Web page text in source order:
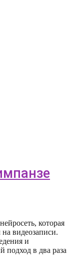
которая
видеозаписи.
и
в два раза